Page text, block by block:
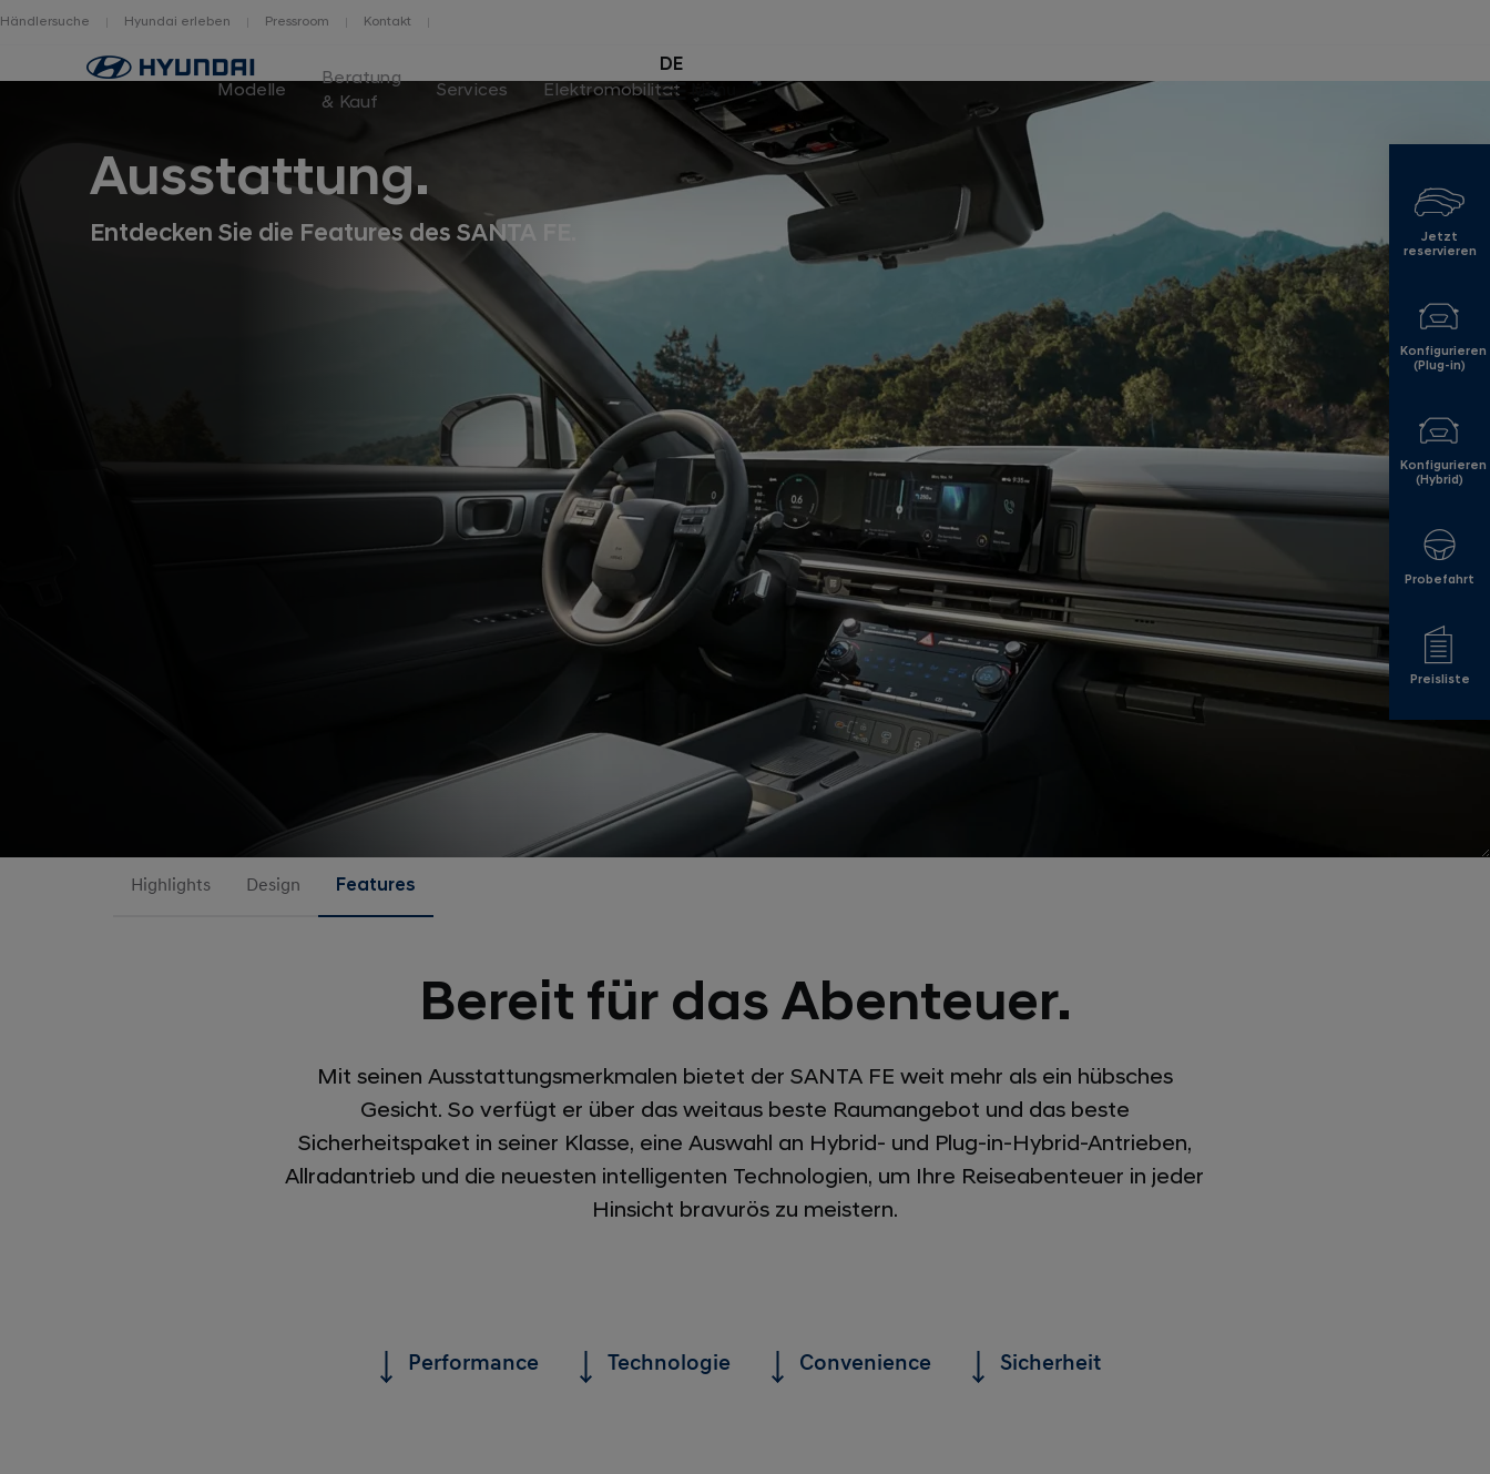
Händlersuche Hyundai erleben Pressroom Kontakt
Logo
Hyundai
Switzerland
Modelle
Beratung
& Kauf
Services Elektromobilität
DE
Menu
Ausstattung.
Entdecken Sie die Features des SANTA FE.
Highlights Design Features
Bereit für das Abenteuer.
Mit seinen Ausstattungsmerkmalen bietet der SANTA FE weit mehr als ein hübsches
Gesicht. So verfügt er über das weitaus beste Raumangebot und das beste
Sicherheitspaket in seiner Klasse, eine Auswahl an Hybrid- und Plug-in-Hybrid-Antrieben,
Allradantrieb und die neuesten intelligenten Technologien, um Ihre Reiseabenteuer in jeder
Hinsicht bravurös zu meistern.
Jetzt
reservieren
Konfigurieren
(Plug-in)
Konfigurieren
(Hybrid)
Probefahrt
Preisliste
Performance Technologie Convenience Sicherheit